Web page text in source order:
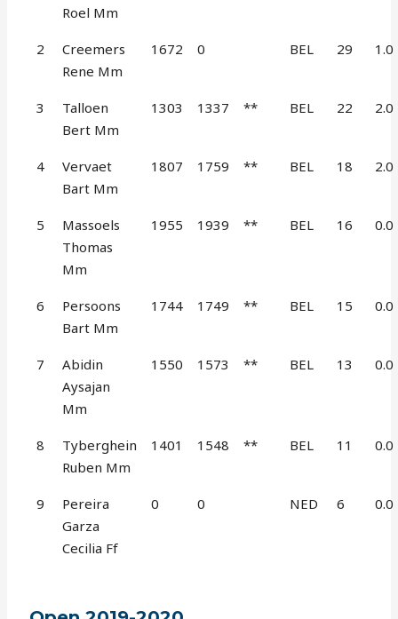
Roel Mm
2
Creemers
Rene Mm
1672 0 BEL 29 1.0
3
Talloen
Bert Mm
1303 1337 ** BEL 22 2.0
4
Vervaet
Bart Mm
1807 1759 ** BEL 18 2.0
5
Massoels
Thomas
Mm
1955 1939 ** BEL 16 0.0
6
Persoons
Bart Mm
1744 1749 ** BEL 15 0.0
7
Abidin
Aysajan
Mm
1550 1573 ** BEL 13 0.0
8
Tyberghein
Ruben Mm
1401 1548 ** BEL 11 0.0
9
Pereira
Garza
Cecilia Ff
0 0 NED 6 0.0